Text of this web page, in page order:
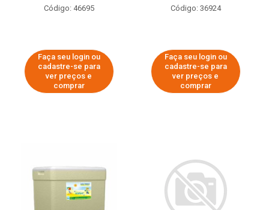
Código: 46695
Faça seu login ou
cadastre-se para
ver preços e
comprar
Código: 36924
Faça seu login ou
cadastre-se para
ver preços e
comprar